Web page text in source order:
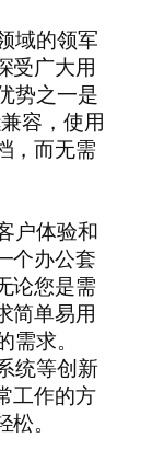
域的领军
受广大用
势之一是
容，使用
，而无需
户体验和
个办公套
论您是需
简单易用
求。
统等创新
工作的方
。